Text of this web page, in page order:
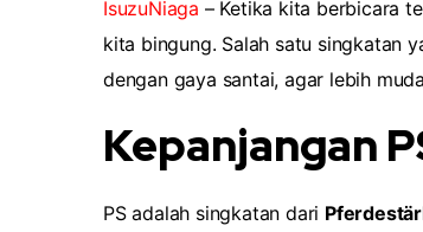
IsuzuNiaga – Ketika kita berbicara
kita bingung. Salah satu singkatan
dengan gaya santai, agar lebih
Kepanjangan
PS adalah singkatan dari